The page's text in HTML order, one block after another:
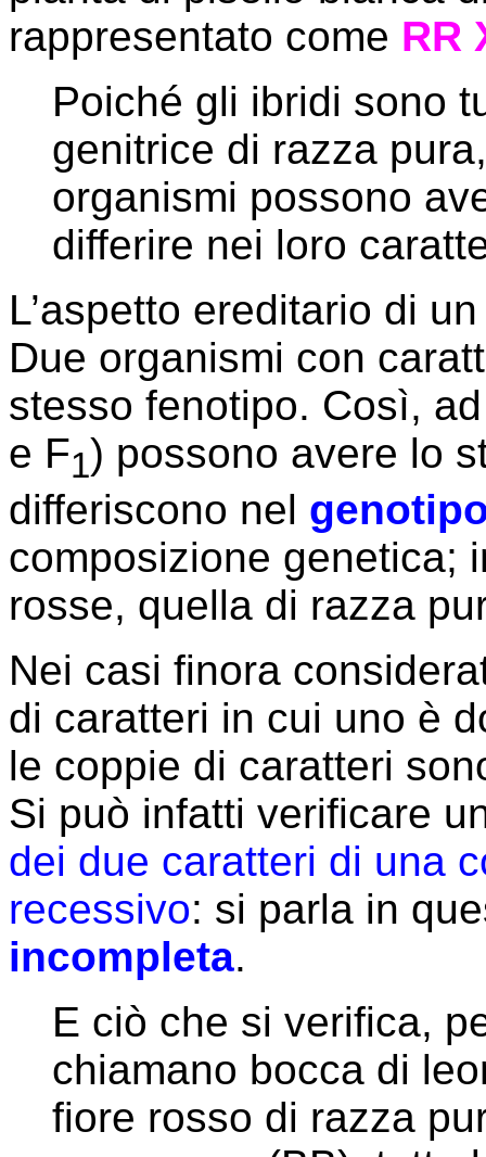
rappresentato come RR
Poiché gli ibridi sono
genitrice di razza
organismi possono
differire nei loro
L’aspetto ereditario di
Due organismi con
stesso fenotipo. Così,
e F1) possono avere lo
differiscono nel
composizione genetica;
rosse, quella di razza
Nei casi finora
di caratteri in cui uno è
le coppie di caratteri
Si può infatti verificare
dei due caratteri di una
recessivo: si parla in
incompleta.
E ciò che si verifica,
chiamano bocca di
fiore rosso di razza